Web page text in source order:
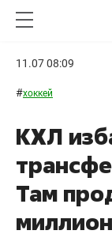
11.07 08:09
#хоккей
КХЛ
Там